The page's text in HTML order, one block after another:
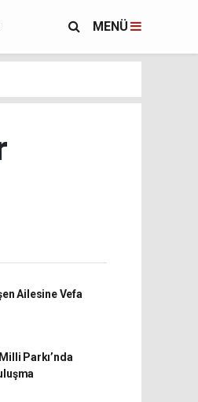
MENÜ
Ailesine Vefa
Parkı’nda